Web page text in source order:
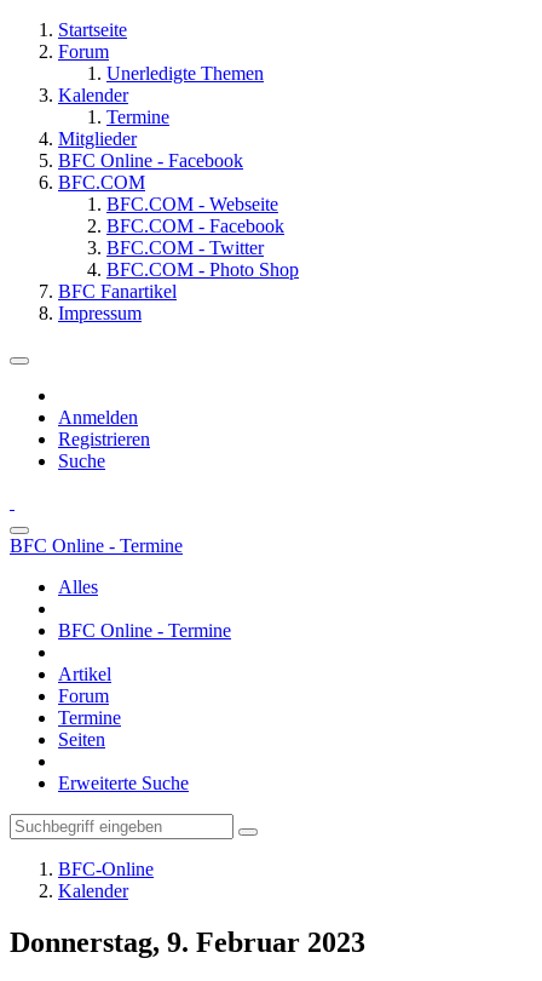
Startseite
Forum
Unerledigte Themen
Kalender
Termine
Mitglieder
BFC Online - Facebook
BFC.COM
BFC.COM - Webseite
BFC.COM - Facebook
BFC.COM - Twitter
BFC.COM - Photo Shop
BFC Fanartikel
Impressum
Anmelden
Registrieren
Suche
BFC Online - Termine
Alles
BFC Online - Termine
Artikel
Forum
Termine
Seiten
Erweiterte Suche
BFC-Online
Kalender
Donnerstag, 9. Februar 2023